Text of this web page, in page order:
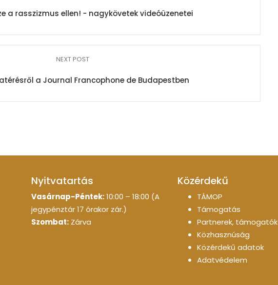
a rasszizmus ellen! - nagykövetek videóüzenetei
NEXT POST
a Journal Francophone de Budapestben
Nyitvatartás
Vasárnap-Péntek:10:00 – 18:00 (A
jegypénztár 17 órakor zár.)
Szombat: Zárva
Közérdekű
TÁMOP
Támogatás
Partnerek, támogatók
Közhasznúság
Közérdekű adatok
Adatvédelem